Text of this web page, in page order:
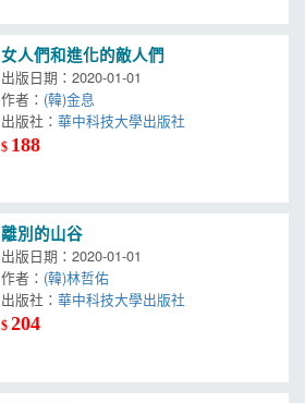
女人們和進化的敵人們
出版日期：2020-01-01
作者： (韓)金息
出版社：華中科技大學出版社
$ 188
離別的山谷
出版日期：2020-01-01
作者： (韓)林哲佑
出版社：華中科技大學出版社
$204